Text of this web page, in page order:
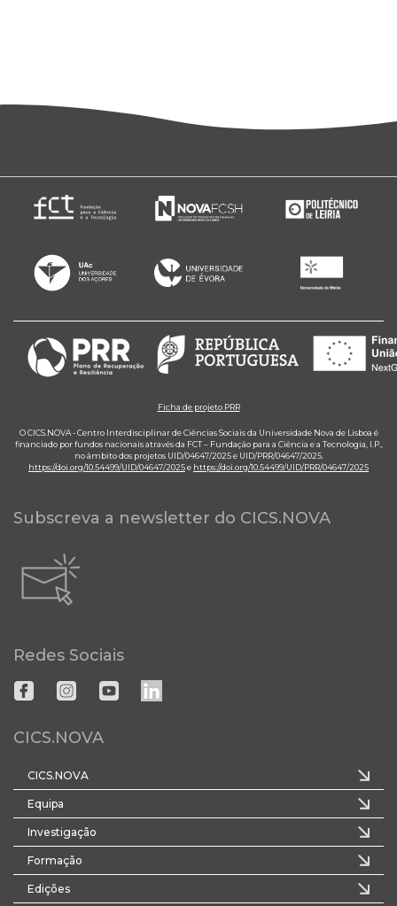
Ficha de projeto PRR
O CICS.NOVA - Centro Interdisciplinar de Ciências Sociais da Universidade Nova de Lisboa é
financiado por fundos nacionais através da FCT – Fundação para a Ciência e a Tecnologia, I.P.,
no âmbito dos projetos UID/04647/2025 e UID/PRR/04647/2025.
https://doi.org/10.54499/UID/04647/2025e https://doi.org/10.54499/UID/PRR/04647/2025
Subscreva a newsletter do CICS.NOVA
Redes Sociais
CICS.NOVA
CICS.NOVA
Equipa
Investigação
Formação
Edições